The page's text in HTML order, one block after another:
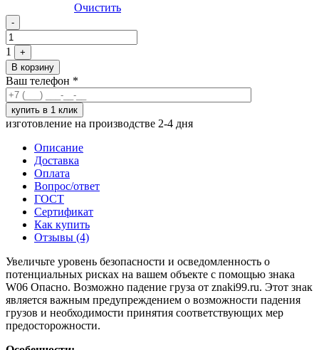
Очистить
Quantity
-
1
+
В корзину
Ваш телефон *
изготовление на производстве 2-4 дня
Описание
Доставка
Оплата
Вопрос/ответ
ГОСТ
Сертификат
Как купить
Отзывы (4)
Увеличьте уровень безопасности и осведомленность о
потенциальных рисках на вашем объекте с помощью знака
W06 Опасно. Возможно падение груза от znaki99.ru. Этот знак
является важным предупреждением о возможности падения
грузов и необходимости принятия соответствующих мер
предосторожности.